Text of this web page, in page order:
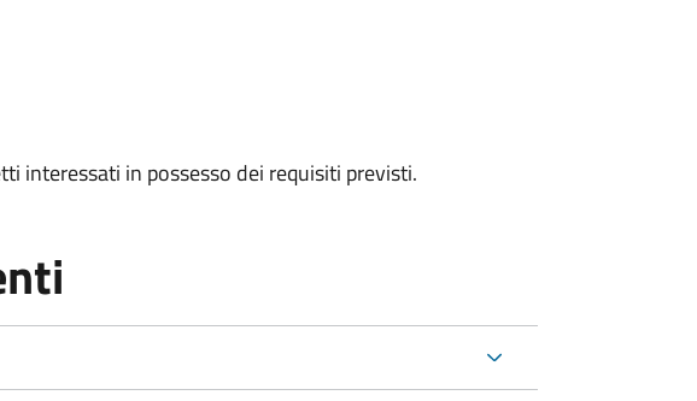
interessati in possesso dei requisiti previsti.